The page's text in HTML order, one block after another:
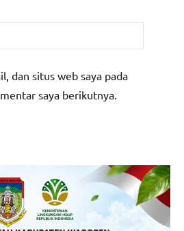
dan situs web saya pada
saya berikutnya.